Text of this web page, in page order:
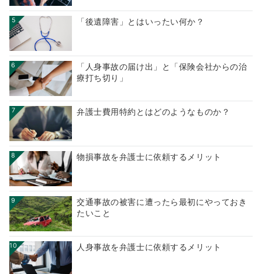
5 「後遺障害」とはいったい何か？
6
「人身事故の届け出」と「保険会社からの治
療打ち切り」
7 弁護士費用特約とはどのようなものか？
8 物損事故を弁護士に依頼するメリット
9
交通事故の被害に遭ったら最初にやっておき
たいこと
10 人身事故を弁護士に依頼するメリット